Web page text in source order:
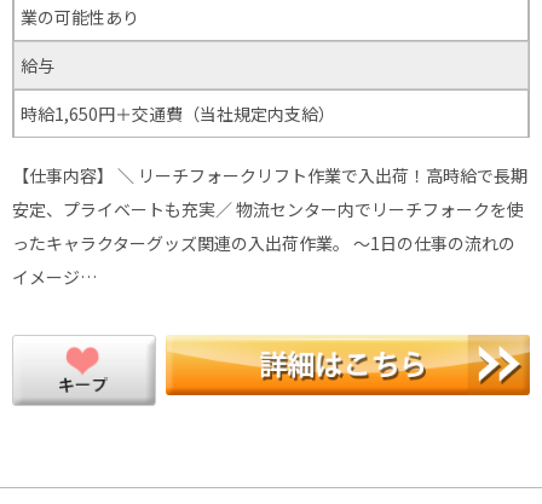
業の可能性あり
給与
時給1,650円＋交通費（当社規定内支給）
【仕事内容】 ＼ リーチフォークリフト作業で入出荷！高時給で長期
安定、プライベートも充実／ 物流センター内でリーチフォークを使
ったキャラクターグッズ関連の入出荷作業。 ～1日の仕事の流れの
イメージ…